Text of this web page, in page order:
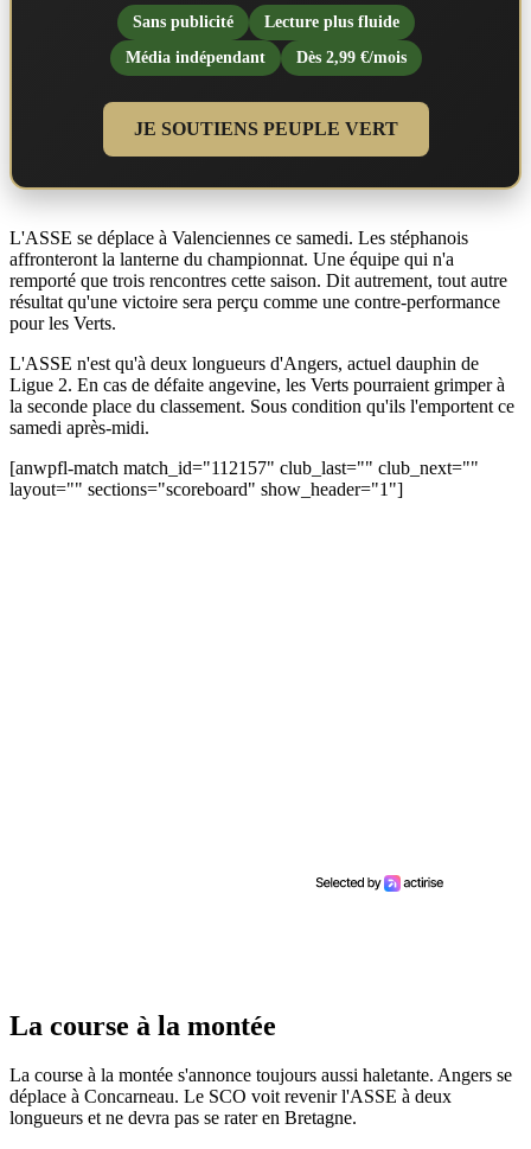
Sans publicité
Lecture plus fluide
Média indépendant
Dès 2,99 €/mois
JE SOUTIENS PEUPLE VERT
L'ASSE se déplace à Valenciennes ce samedi. Les stéphanois
affronteront la lanterne du championnat. Une équipe qui n'a
remporté que trois rencontres cette saison. Dit autrement, tout autre
résultat qu'une victoire sera perçu comme une contre-performance
pour les Verts.
L'ASSE n'est qu'à deux longueurs d'Angers, actuel dauphin de
Ligue 2. En cas de défaite angevine, les Verts pourraient grimper à
la seconde place du classement. Sous condition qu'ils l'emportent ce
samedi après-midi.
[anwpfl-match match_id="112157" club_last="" club_next=""
layout="" sections="scoreboard" show_header="1"]
La course à la montée
La course à la montée s'annonce toujours aussi haletante. Angers se
déplace à Concarneau. Le SCO voit revenir l'ASSE à deux
longueurs et ne devra pas se rater en Bretagne.